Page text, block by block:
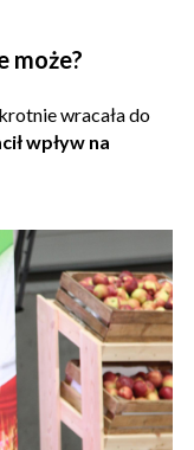
może?
wracała do
wpływ na